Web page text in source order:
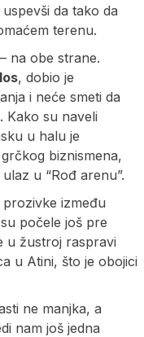
da tako da
terenu.
na obe strane.
, dobio je
i neće smeti da
Kako su naveli
u halu je
biznismena,
u “Rođ arenu”.
između
počele još pre
u žustroj raspravi
u Atini, što je obojici
ne manjka, a
nam još jedna